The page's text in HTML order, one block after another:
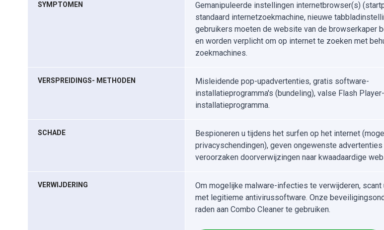
SYMPTOMEN
Gemanipuleerde instellingen internetbrowser(s)
standaard internetzoekmachine, nieuwe
gebruikers moeten de website van de browserkaper
en worden verplicht om op internet te zoeken met
zoekmachines.
VERSPREIDINGS- METHODEN
Misleidende pop-upadvertenties, gratis software-
installatieprogramma's (bundeling), valse Flash Player-
installatieprogramma.
SCHADE
Bespioneren u tijdens het surfen op het internet
privacyschendingen), geven ongewenste advertenties
veroorzaken doorverwijzingen naar kwaadaardige
VERWIJDERING
Om mogelijke malware-infecties te verwijderen, scant
met legitieme antivirussoftware. Onze
raden aan Combo Cleaner te gebruiken.